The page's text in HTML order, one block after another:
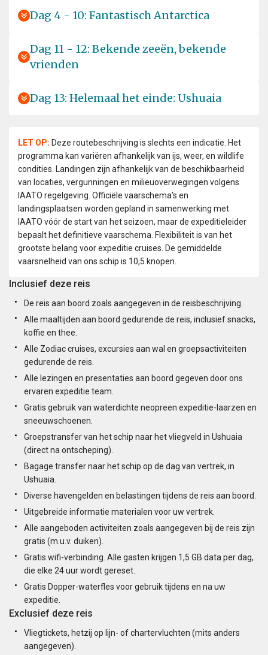
Dag 4 - 10: Fantastisch Antarctica
Dag 11 - 12: Bekende zeeën, bekende
vrienden
Dag 13: Helemaal het einde: Ushuaia
LET OP: Deze routebeschrijving is slechts een indicatie. Het
programma kan variëren afhankelijk van ijs, weer, en wildlife
condities. Landingen zijn afhankelijk van de beschikbaarheid
van locaties, vergunningen en milieuoverwegingen volgens
IAATO regelgeving. Officiële vaarschema's en
landingsplaatsen worden gepland in samenwerking met
IAATO vóór de start van het seizoen, maar de expeditieleider
bepaalt het definitieve vaarschema. Flexibiliteit is van het
grootste belang voor expeditie cruises. De gemiddelde
vaarsnelheid van ons schip is 10,5 knopen.
Inclusief deze reis
De reis aan boord zoals aangegeven in de reisbeschrijving.
Alle maaltijden aan boord gedurende de reis, inclusief snacks,
koffie en thee.
Alle Zodiac cruises, excursies aan wal en groepsactiviteiten
gedurende de reis.
Alle lezingen en presentaties aan boord gegeven door ons
ervaren expeditie team.
Gratis gebruik van waterdichte neopreen expeditie-laarzen en
sneeuwschoenen.
Groepstransfer van het schip naar het vliegveld in Ushuaia
(direct na ontscheping).
Bagage transfer naar het schip op de dag van vertrek, in
Ushuaia.
Diverse havengelden en belastingen tijdens de reis aan boord.
Uitgebreide informatie materialen voor uw vertrek.
Alle aangeboden activiteiten zoals aangegeven bij de reis zijn
gratis (m.u.v. duiken).
Gratis wifi-verbinding. Alle gasten krijgen 1,5 GB data per dag,
die elke 24 uur wordt gereset.
Gratis Dopper-waterfles voor gebruik tijdens en na uw
expeditie.
Exclusief deze reis
Vliegtickets, hetzij op lijn- of chartervluchten (mits anders
aangegeven).